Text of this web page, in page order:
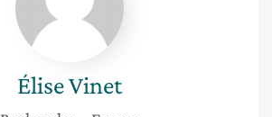
ÉliseVinet